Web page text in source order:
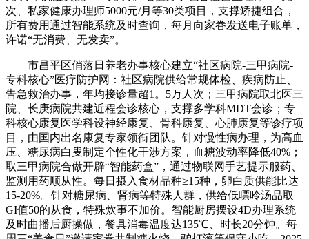
次、私家健康办理师5000元/月等30类项目，支撑矫捷组合，
所有费用通过智能系统及时查询，每月向家眷发送电子账单，
许诺“无消费、无发卖”。
市昌平区俏落日养老办事核心建立“社区病院-三甲病院-
专科核心”医疗防护网：社区病院供给常规体检、疾病防止、
告急救治办事，年均接诊量超1。5万人次；三甲病院取北医三
院、长庚病院共建近程会诊核心，支撑多学科MDT会诊；专
科核心康复医学科设神经康复、骨科康复、心肺康复等诊疗项
目，由国内出名康复专家领衔团队。针对慢性病办理，为高血
压、糖尿病白叟制定个性化干涉方案，血糖波动率降低40%；
取三甲病院合做开辟“智能药盒”，通过物联网手艺提示服药、
监测用药顺从性。每日摄入食材品种≥15种，卵白质供能比达
15-20%。针对糖尿病、肾病等特殊人群，供给低嘌呤汤品取
GI值50的从食，特殊炊事不加价。智能厨房摆设4D办理系统
及时曲播后厨操做，餐具消毒温度达135℃、时长20分钟。每